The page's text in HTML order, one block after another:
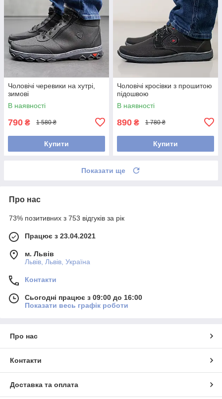
Чоловічі черевики на хутрі,
зимові
В наявності
790 ₴ 1 580 ₴
Купити
Чоловічі кросівки з прошитою
підошвою
В наявності
890 ₴ 1 780 ₴
Купити
Показати ще
Про нас
73% позитивних з 753 відгуків за рік
Працює з 23.04.2021
м. Львів
Львів, Львів, Україна
Контакти
Сьогодні працює з 09:00 до 16:00
Показати весь графік роботи
Про нас
Контакти
Доставка та оплата